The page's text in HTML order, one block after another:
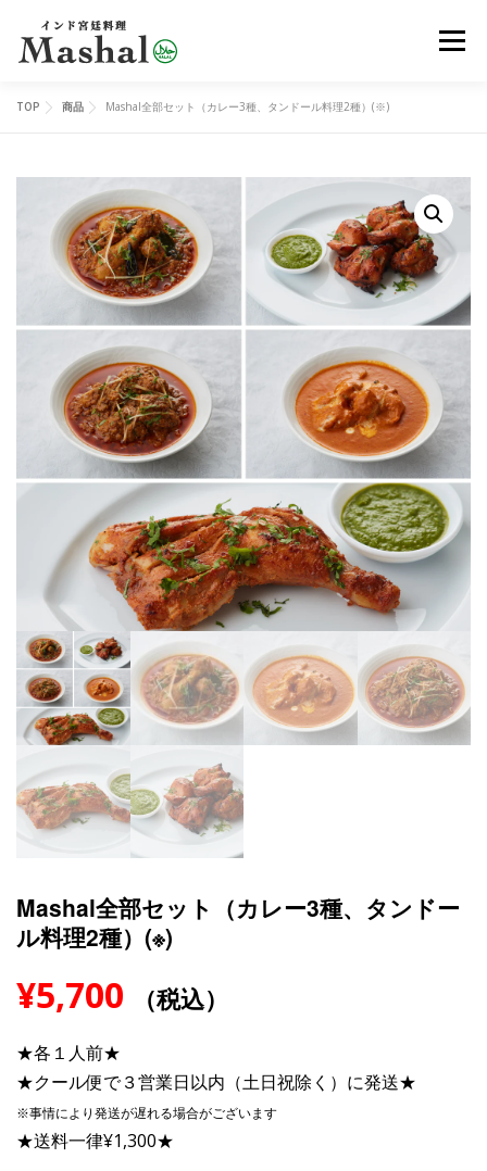
メニ
レッスン イベント オンラインショップ ブログ
メディア EN
TOP 商品 Mashal全部セット（カレー3種、タンドール料理2種）(※)
Mashal全部セット（カレー3種、タンドー
ル料理2種）(※)
¥5,700 （税込）
★各１人前★
★クール便で３営業日以内（土日祝除く）に発送★
※事情により発送が遅れる場合がございます
★送料一律¥1,300★